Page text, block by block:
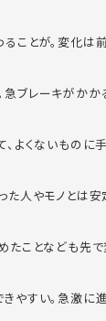
ことが。変化は
ブレーキがかか
よくないものに
人やモノとは安
たことなども先で
やすい。急激に